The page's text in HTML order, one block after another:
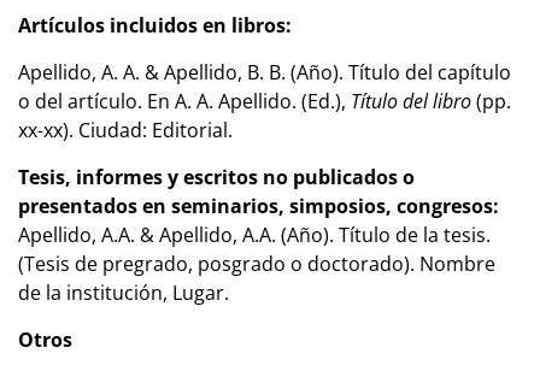
Artículos incluidos en libros:
Apellido, A. A. & Apellido, B. B. (Año). Título del capítulo
o del artículo. En A. A. Apellido. (Ed.), Título del libro(pp.
xx-xx). Ciudad: Editorial.
Tesis, informes y escritos no publicados o
presentados en seminarios, simposios, congresos:
Apellido, A.A. & Apellido, A.A. (Año). Título de la tesis.
(Tesis de pregrado, posgrado o doctorado). Nombre
de la institución, Lugar.
Otros